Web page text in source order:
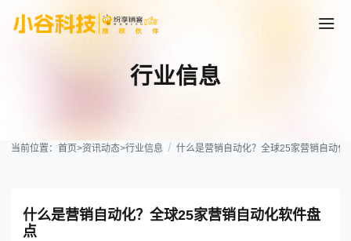
行业信息
当前位置：首页>资讯动态>行业信息 什么是营销自动化？全球25家营销自动化
什么是营销自动化？全球25家营销自动化软件盘
点